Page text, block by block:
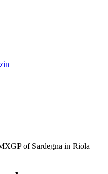
of Sardegna in Riola